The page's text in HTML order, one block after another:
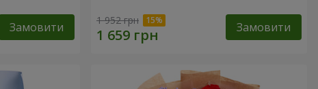
Замовити 1 952 грн Замовити